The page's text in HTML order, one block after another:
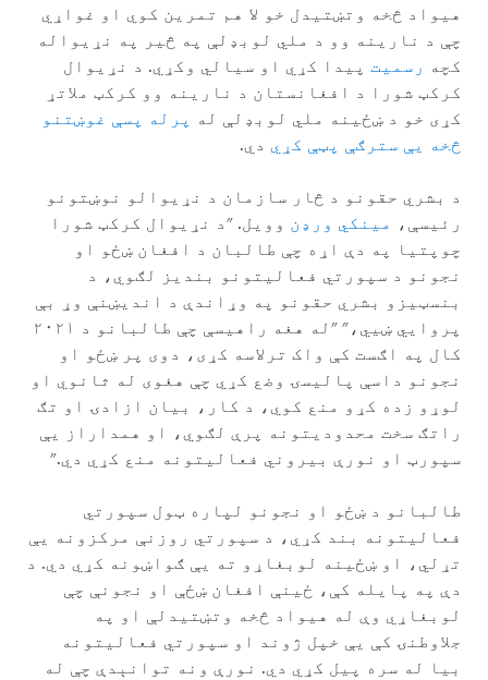
هیواد څخه وتښتیدل خو لا هم تمرین کوي او غواړي
چې د نارینه وو د ملي لوبډلې په څیر په نړیواله
کچه رسمیت پیدا کړي او سیالي وکړي. د نړیوال
کرکټ شورا د افغانستان د نارینه وو کرکټ ملاتړ
کړی خو د ښځینه ملي لوبډلې له پرله پسې غوښتنو
څخه یې سترګې پټې کړي دي.
د بشري حقونو د څار سازمان د نړیوالو نوښتونو
رئیسې، مینکي ورډن وویل. "د نړیوال کرکټ شورا
چوپتیا په دې اړه چې طالبان د افغان ښځو او
نجونو د سپورتي فعالیتونو بندیز لګوي، د
بنسټیزو بشري حقونو په وړاندې د اندیښنې وړ بې
پروايي ښیي،" "له هغه راهیسې چې طالبانو د ۲۰۲۱
کال په اګست کې واک ترلاسه کړی، دوی پر ښځو او
نجونو داسې پالیسۍ وضع کړي چې هغوی له ثانوي او
لوړو زده کړو منع کوي، د کار، بیان ازادۍ او تګ
راتګ سخت محدودیتونه پرې لګوي، او همداراز یې
سپورټ او نورې بیروني فعالیتونه منع کړي دي."
طالبانو د ښځو او نجونو لپاره ټول سپورتي
فعالیتونه بند کړي، د سپورتي روزنې مرکزونه یې
تړلي، او ښځینه لوبغاړو ته یې ګواښونه کړي دي. د
دې په پایله کې، ځینې افغان ښځې او نجونې چې
لوبغاړي وې له هیواد څخه وتښتیدلې او په
جلاوطنۍ کې یې خپل ژوند او سپورتي فعالیتونه
بیا له سره پیل کړي دي. نورې ونه توانېدې چې له